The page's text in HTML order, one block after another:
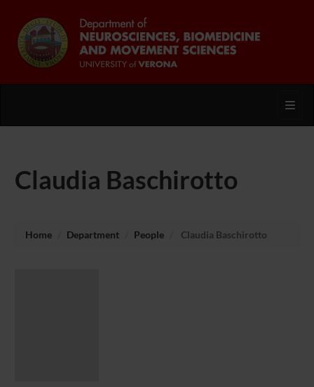
Claudia Baschirotto
Home Department People Claudia Baschirotto